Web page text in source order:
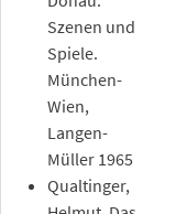
Szenen und
Spiele.
München-
Wien,
Langen-
Müller 1965
Qualtinger,